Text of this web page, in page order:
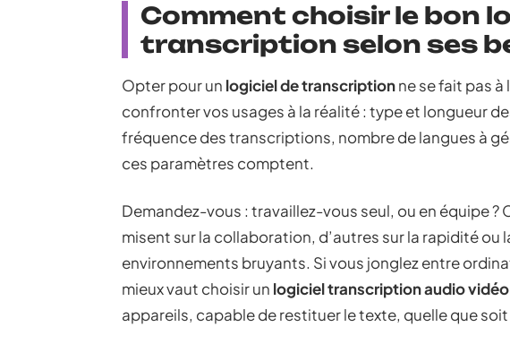
Comment choisir le bon
transcription selon ses
Opter pour un logiciel de transcriptionne se fait pas
confronter vos usages à la réalité : type et longueur
fréquence des transcriptions, nombre de langues à
ces paramètres comptent.
Demandez-vous : travaillez-vous seul, ou en équipe ?
misent sur la collaboration, d’autres sur la rapidité ou
environnements bruyants. Si vous jonglez entre
mieux vaut choisir un logiciel transcription audio vidéo
appareils, capable de restituer le texte, quelle que